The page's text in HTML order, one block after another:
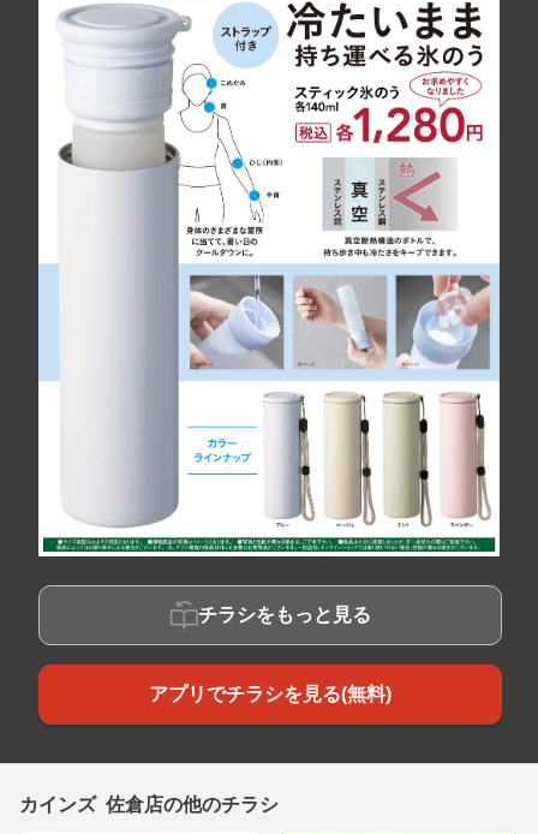
チラシをもっと見る
アプリでチラシを見る(無料)
カインズ 佐倉店の他のチラシ